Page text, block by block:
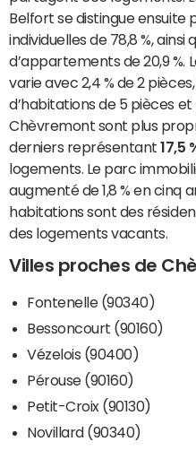
Belfort se distingue ensuite
individuelles de 78,8 %,
d’appartements de 20,9 %.
varie avec 2,4 % de 2 pièces,
d’habitations de 5 pièces et
Chèvremont sont plus
derniers représentant17,5
logements. Le parc
augmenté de 1,8 % en cinq
habitations sont des
des logements vacants.
Villes proches de
Fontenelle (90340)
Bessoncourt (90160)
Vézelois (90400)
Pérouse (90160)
Petit-Croix (90130)
Novillard (90340)